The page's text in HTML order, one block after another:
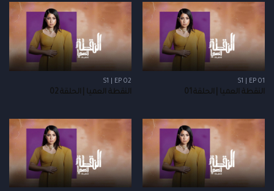
S1 | EP 01
النقطة العميا | الحلقة 01
S1 | EP 02
النقطة العميا | الحلقة 02